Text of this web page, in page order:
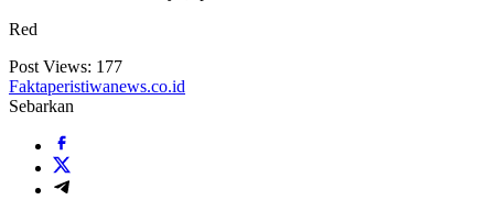
Red
Post Views: 177
Faktaperistiwanews.co.id
Sebarkan